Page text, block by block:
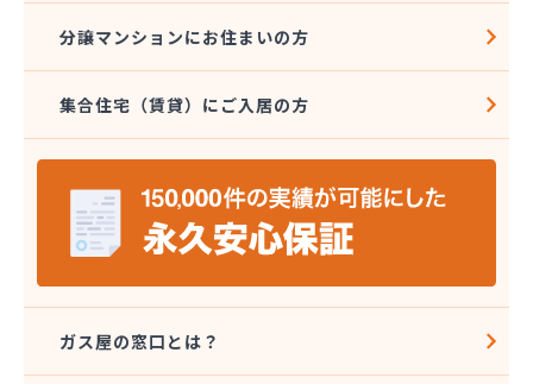
分譲マンションにお住まいの方
集合住宅（賃貸）にご入居の方
ガス屋の窓口とは？